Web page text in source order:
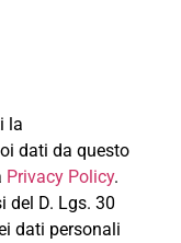
la
dati da questo
Privacy Policy.
del D. Lgs. 30
dati personali